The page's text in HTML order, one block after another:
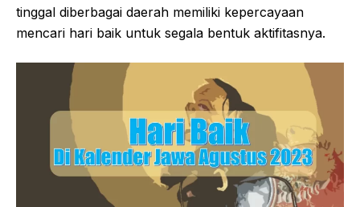
tinggal diberbagai daerah memiliki kepercayaan
mencari hari baik untuk segala bentuk aktifitasnya.